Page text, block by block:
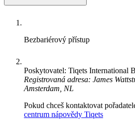
Bezbariérový přístup
Poskytovatel: Tiqets International
Registrovaná adresa: James
Amsterdam, NL
Pokud chceš kontaktovat
centrum nápovědy Tiqets